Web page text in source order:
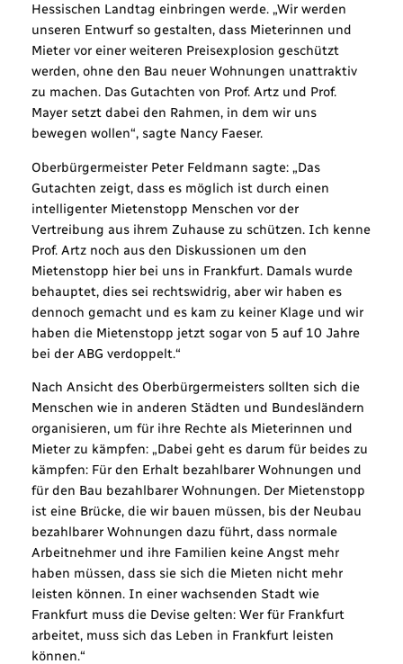
Hessischen Landtag einbringen werde. „Wir werden
unseren Entwurf so gestalten, dass Mieterinnen und
Mieter vor einer weiteren Preisexplosion geschützt
werden, ohne den Bau neuer Wohnungen unattraktiv
zu machen. Das Gutachten von Prof. Artz und Prof.
Mayer setzt dabei den Rahmen, in dem wir uns
bewegen wollen“, sagte Nancy Faeser.
Oberbürgermeister Peter Feldmann sagte: „Das
Gutachten zeigt, dass es möglich ist durch einen
intelligenter Mietenstopp Menschen vor der
Vertreibung aus ihrem Zuhause zu schützen. Ich kenne
Prof. Artz noch aus den Diskussionen um den
Mietenstopp hier bei uns in Frankfurt. Damals wurde
behauptet, dies sei rechtswidrig, aber wir haben es
dennoch gemacht und es kam zu keiner Klage und wir
haben die Mietenstopp jetzt sogar von 5 auf 10 Jahre
bei der ABG verdoppelt.“
Nach Ansicht des Oberbürgermeisters sollten sich die
Menschen wie in anderen Städten und Bundesländern
organisieren, um für ihre Rechte als Mieterinnen und
Mieter zu kämpfen: „Dabei geht es darum für beides zu
kämpfen: Für den Erhalt bezahlbarer Wohnungen und
für den Bau bezahlbarer Wohnungen. Der Mietenstopp
ist eine Brücke, die wir bauen müssen, bis der Neubau
bezahlbarer Wohnungen dazu führt, dass normale
Arbeitnehmer und ihre Familien keine Angst mehr
haben müssen, dass sie sich die Mieten nicht mehr
leisten können. In einer wachsenden Stadt wie
Frankfurt muss die Devise gelten: Wer für Frankfurt
arbeitet, muss sich das Leben in Frankfurt leisten
können.“